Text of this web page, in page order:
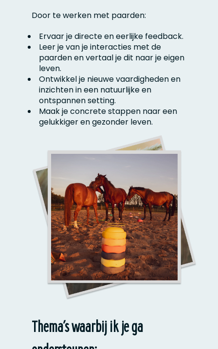
Door te werken met paarden:
Ervaar je directe en eerlijke feedback.
Leer je van je interacties met de
paarden en vertaal je dit naar je eigen
leven.
Ontwikkel je nieuwe vaardigheden en
inzichten in een natuurlijke en
ontspannen setting.
Maak je concrete stappen naar een
gelukkiger en gezonder leven.
Thema’s waarbij ik je ga